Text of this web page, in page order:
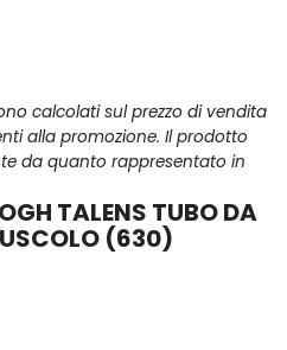
calcolati sul prezzo di vendita
alla promozione. Il prodotto
da quanto rappresentato in
TALENS TUBO DA
(630)